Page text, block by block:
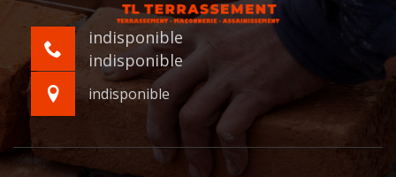
indisponible
indisponible
indisponible